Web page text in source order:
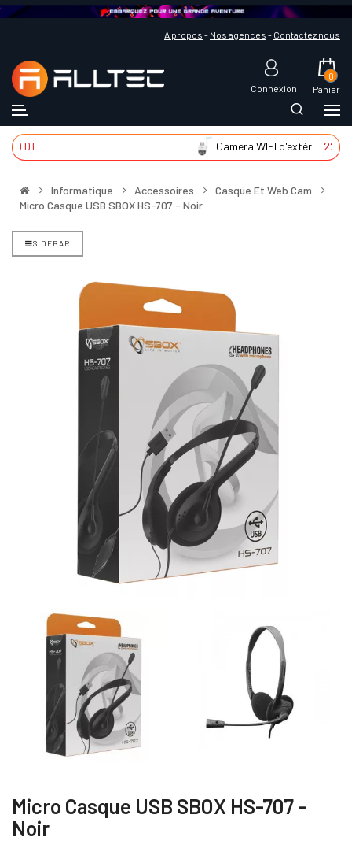
A propos - Nos agences - Contactez nous
Connexion Panier
0
DT Camera WIFI d'extér 225 DT
Informatique Accessoires
Casque Et Web Cam
Micro Casque USB SBOX HS-707 - Noir
SIDEBAR
Micro Casque USB SBOX HS-707 -
Noir